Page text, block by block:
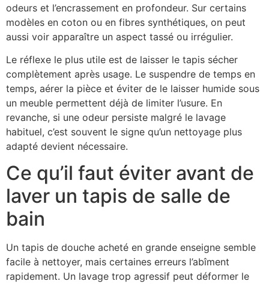
odeurs et l’encrassement en profondeur. Sur certains
modèles en coton ou en fibres synthétiques, on peut
aussi voir apparaître un aspect tassé ou irrégulier.
Le réflexe le plus utile est de laisser le tapis sécher
complètement après usage. Le suspendre de temps en
temps, aérer la pièce et éviter de le laisser humide sous
un meuble permettent déjà de limiter l’usure. En
revanche, si une odeur persiste malgré le lavage
habituel, c’est souvent le signe qu’un nettoyage plus
adapté devient nécessaire.
Ce qu’il faut éviter avant de
laver un tapis de salle de
bain
Un tapis de douche acheté en grande enseigne semble
facile à nettoyer, mais certaines erreurs l’abîment
rapidement. Un lavage trop agressif peut déformer le